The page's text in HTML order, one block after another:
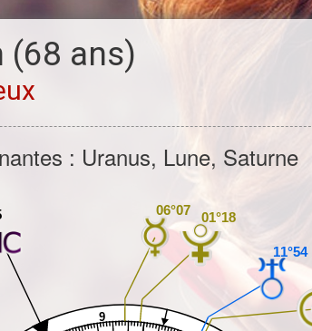
(68 ans)
: Uranus, Lune, Saturne
9
11°54
01°18
06°07